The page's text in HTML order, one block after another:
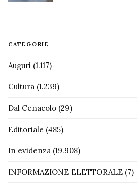
CATEGORIE
Auguri (1.117)
Cultura (1.239)
Dal Cenacolo (29)
Editoriale (485)
In evidenza (19.908)
INFORMAZIONE ELETTORALE (7)